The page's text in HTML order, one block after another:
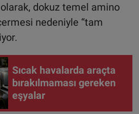
dokuz temel amino
nedeniyle “tam
Sıcak havalarda araçta
bırakılmaması gereken
eşyalar